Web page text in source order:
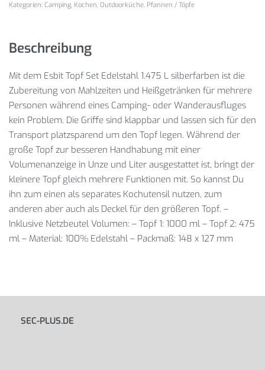
Kategorien: Camping, Kochen, Outdoorküche, Pfannen / Töpfe
Beschreibung
Mit dem Esbit Topf Set Edelstahl 1.475 L silberfarben ist die
Zubereitung von Mahlzeiten und Heißgetränken für mehrere
Personen während eines Camping- oder Wanderausfluges
kein Problem. Die Griffe sind klappbar und lassen sich für den
Transport platzsparend um den Topf legen. Während der
große Topf zur besseren Handhabung mit einer
Volumenanzeige in Unze und Liter ausgestattet ist, bringt der
kleinere Topf gleich mehrere Funktionen mit. So kannst Du
ihn zum einen als separates Kochutensil nutzen, zum
anderen aber auch als Deckel für den größeren Topf. –
Inklusive Netzbeutel Volumen: – Topf 1: 1000 ml – Topf 2: 475
ml – Material: 100% Edelstahl – Packmaß: 148 x 127 mm
SEC-PLUS.DE